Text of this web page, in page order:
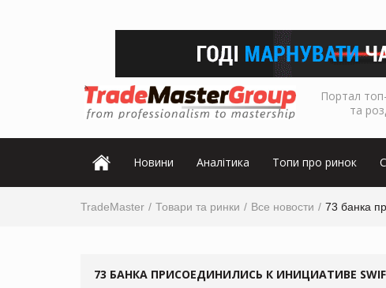
Портал
та
Новини Аналітика Топи про ринок
TradeMaster Товари та ринки Все новости 73 банка
73 БАНКА ПРИСОЕДИНИЛИСЬ К ИНИЦИАТИВЕ